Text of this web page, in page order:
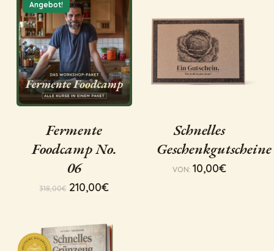
Angebot!
Fermente
Foodcamp No.
06
318,00€ Ursprünglicher
318,00€
210,00€Aktueller
210,00€.
Schnelles
Geschenkgutscheine
VON: 10,00€